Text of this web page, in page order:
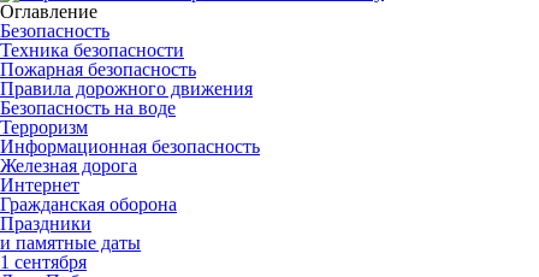
Оглавление
Безопасность
Техника безопасности
Пожарная безопасность
Правила дорожного движения
Безопасность на воде
Терроризм
Информационная безопасность
Железная дорога
Интернет
Гражданская оборона
Праздники
и памятные даты
1 сентября